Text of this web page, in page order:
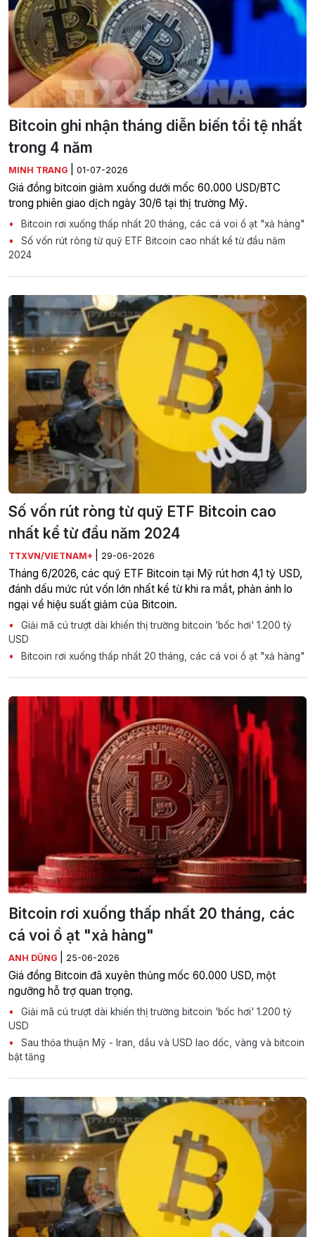
Bitcoin ghi nhận tháng diễn biến tồi tệ nhất
trong 4 năm
MINH TRANG 01-07-2026
Giá đồng bitcoin giảm xuống dưới mốc 60.000 USD/BTC
trong phiên giao dịch ngày 30/6 tại thị trường Mỹ.
Bitcoin rơi xuống thấp nhất 20 tháng, các cá voi ồ ạt "xả hàng"
Số vốn rút ròng từ quỹ ETF Bitcoin cao nhất kể từ đầu năm
2024
Số vốn rút ròng từ quỹ ETF Bitcoin cao
nhất kể từ đầu năm 2024
TTXVN/VIETNAM+ 29-06-2026
Tháng 6/2026, các quỹ ETF Bitcoin tại Mỹ rút hơn 4,1 tỷ USD,
đánh dấu mức rút vốn lớn nhất kể từ khi ra mắt, phản ánh lo
ngại về hiệu suất giảm của Bitcoin.
Giải mã cú trượt dài khiến thị trường bitcoin 'bốc hơi' 1.200 tỷ
USD
Bitcoin rơi xuống thấp nhất 20 tháng, các cá voi ồ ạt "xả hàng"
Bitcoin rơi xuống thấp nhất 20 tháng, các
cá voi ồ ạt "xả hàng"
ANH DŨNG 25-06-2026
Giá đồng Bitcoin đã xuyên thủng mốc 60.000 USD, một
ngưỡng hỗ trợ quan trọng.
Giải mã cú trượt dài khiến thị trường bitcoin 'bốc hơi' 1.200 tỷ
USD
Sau thỏa thuận Mỹ - Iran, dầu và USD lao dốc, vàng và bitcoin
bật tăng